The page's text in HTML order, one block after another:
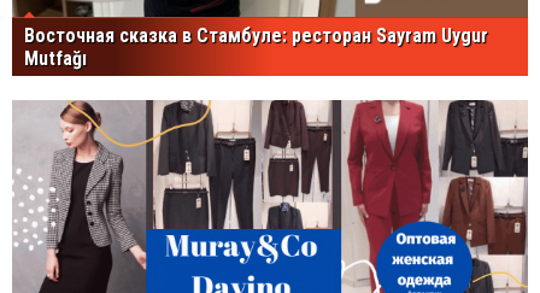
Восточная сказка в Стамбуле: ресторан Sayram Uygur
Mutfağı